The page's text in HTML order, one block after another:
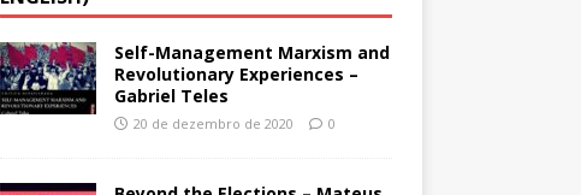
Self-Management Marxism and
Revolutionary Experiences –
Gabriel Teles
20 de dezembro de 2020 0